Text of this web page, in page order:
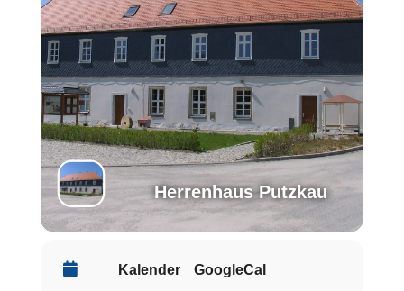
Herrenhaus Putzkau
Kalender GoogleCal